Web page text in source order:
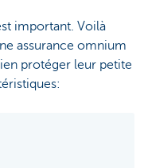
important. Voilà
assurance omnium
protéger leur petite